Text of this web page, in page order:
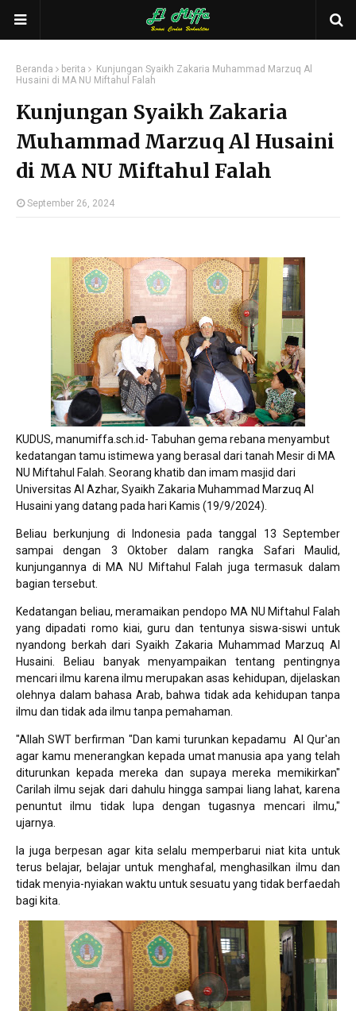
Beranda berita
Kunjungan Syaikh Zakaria Muhammad Marzuq Al
Husaini di MA NU Miftahul Falah
Kunjungan Syaikh Zakaria
Muhammad Marzuq Al Husaini
di MA NU Miftahul Falah
September 26, 2024
KUDUS, manumiffa.sch.id- Tabuhan gema rebana menyambut
kedatangan tamu istimewa yang berasal dari tanah Mesir di MA
NU Miftahul Falah. Seorang khatib dan imam masjid dari
Universitas Al Azhar, Syaikh Zakaria Muhammad Marzuq Al
Husaini yang datang pada hari Kamis (19/9/2024).
Beliau berkunjung di Indonesia pada tanggal 13 September
sampai dengan 3 Oktober dalam rangka Safari Maulid,
kunjungannya di MA NU Miftahul Falah juga termasuk dalam
bagian tersebut.
Kedatangan beliau, meramaikan pendopo MA NU Miftahul Falah
yang dipadati romo kiai, guru dan tentunya siswa-siswi untuk
nyandong berkah dari Syaikh Zakaria Muhammad Marzuq Al
Husaini. Beliau banyak menyampaikan tentang pentingnya
mencari ilmu karena ilmu merupakan asas kehidupan, dijelaskan
olehnya dalam bahasa Arab, bahwa tidak ada kehidupan tanpa
ilmu dan tidak ada ilmu tanpa pemahaman.
"Allah SWT berfirman "Dan kami turunkan kepadamu Al Qur'an
agar kamu menerangkan kepada umat manusia apa yang telah
diturunkan kepada mereka dan supaya mereka memikirkan"
Carilah ilmu sejak dari dahulu hingga sampai liang lahat, karena
penuntut ilmu tidak lupa dengan tugasnya mencari ilmu,"
ujarnya.
Ia juga berpesan agar kita selalu memperbarui niat kita untuk
terus belajar, belajar untuk menghafal, menghasilkan ilmu dan
tidak menyia-nyiakan waktu untuk sesuatu yang tidak berfaedah
bagi kita.